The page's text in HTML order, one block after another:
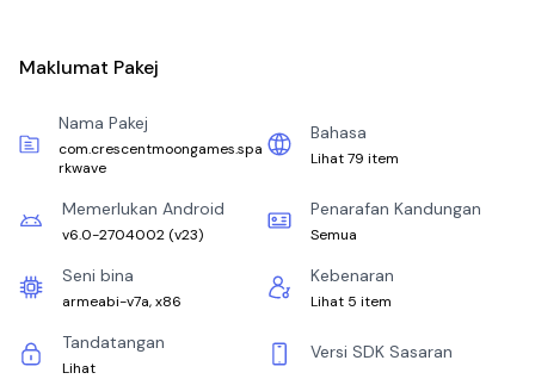
Maklumat Pakej
Nama Pakej
com.crescentmoongames.spa
rkwave
Bahasa
Lihat 79 item
Memerlukan Android
v6.0-2704002 (v23)
Penarafan Kandungan
Semua
Seni bina
armeabi-v7a, x86
Kebenaran
Lihat 5 item
Tandatangan
Lihat
Versi SDK Sasaran